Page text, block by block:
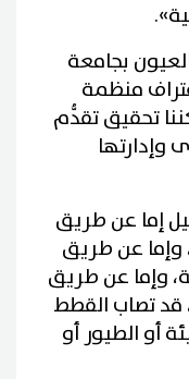
بجامعة
منظمة
تحقيق تقدُّم
وإدارتها
إما عن طريق
وإما عن طريق
وإما عن طريق
قد تصاب القطط
أو الطيور أو